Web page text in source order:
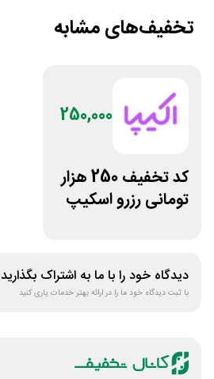
تخفیف‌های مشابه
250,000
کد تخفیف 250 هزار
تومانی رزرو اسکیپ
دیدگاه خود را با ما به اشتراک بگذارید
با ثبت دیدگاه خود ما را در ارائه بهتر خدمات یاری کنید